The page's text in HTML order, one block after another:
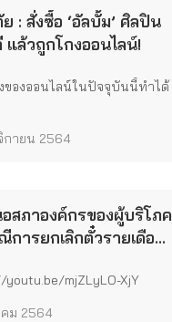
ย : สั่งซื้อ ‘อัลบั้ม’ ศิลปิน
แล้วถูกโกงออนไลน์!
ของออนไลน์ในปัจจุบันนี้ทำได้
ายน 2564
อสภาองค์กรของผู้บริโภค
การยกเลิกตั๋วรายเดือน
mjZLyLO-XjY
ม 2564